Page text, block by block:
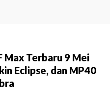
Max Terbaru 9 Mei
Eclipse, dan MP40